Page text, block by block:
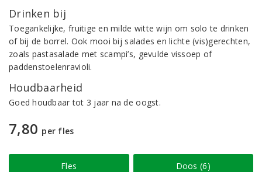
Drinken bij
Toegankelijke, fruitige en milde witte wijn om solo te drinken
of bij de borrel. Ook mooi bij salades en lichte (vis)gerechten,
zoals pastasalade met scampi’s, gevulde vissoep of
paddenstoelenravioli.
Houdbaarheid
Goed houdbaar tot 3 jaar na de oogst.
7,80 per fles
Fles Doos (6)